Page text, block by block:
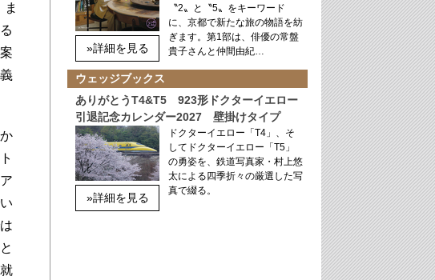
»詳細を見る
〝2〟と〝5〟をキーワード
に、京都で新たな旅の物語を紡
ぎます。第1部は、俳優の常盤
貴子さんと仲間由紀…
ウェッジブックス
ありがとうT4&T5 923形ドクターイエロー
引退記念カレンダー2027 壁掛けタイプ
»詳細を見る
ドクターイエロー「T4」、そ
してドクターイエロー「T5」
の勇姿を、鉄道写真家・村上悠
太による四季折々の厳選した写
真で綴る。